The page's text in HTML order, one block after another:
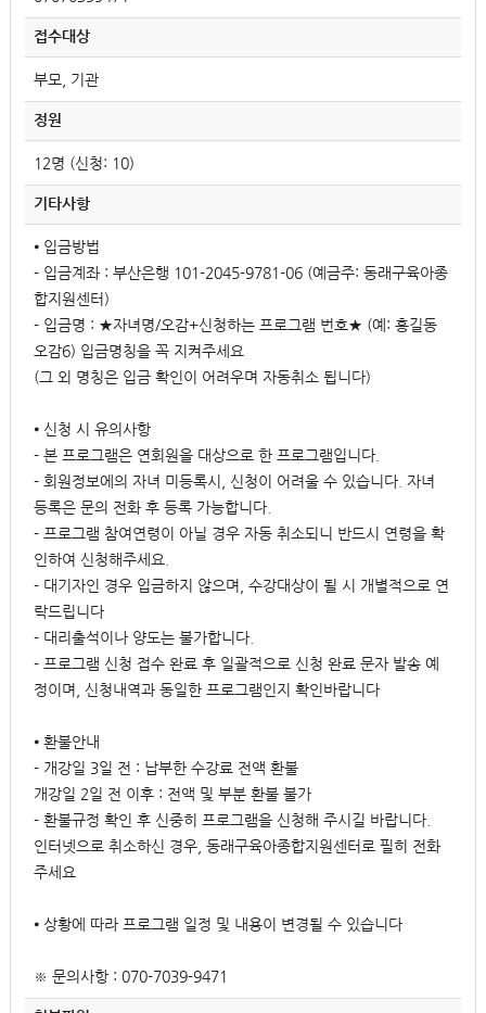
접수대상
부모, 기관
정원
12명 (신청: 10)
기타사항
⦁ 입금방법
- 입금계좌 : 부산은행 101-2045-9781-06 (예금주: 동래구육아종
합지원센터)
- 입금명 : ★자녀명/오감+신청하는 프로그램 번호★ (예: 홍길동
오감6) 입금명칭을 꼭 지켜주세요
(그 외 명칭은 입금 확인이 어려우며 자동취소 됩니다)
⦁ 신청 시 유의사항
- 본 프로그램은 연회원을 대상으로 한 프로그램입니다.
- 회원정보에의 자녀 미등록시, 신청이 어려울 수 있습니다. 자녀
등록은 문의 전화 후 등록 가능합니다.
- 프로그램 참여연령이 아닐 경우 자동 취소되니 반드시 연령을 확
인하여 신청해주세요.
- 대기자인 경우 입금하지 않으며, 수강대상이 될 시 개별적으로 연
락드립니다
- 대리출석이나 양도는 불가합니다.
- 프로그램 신청 접수 완료 후 일괄적으로 신청 완료 문자 발송 예
정이며, 신청내역과 동일한 프로그램인지 확인바랍니다
⦁ 환불안내
- 개강일 3일 전 : 납부한 수강료 전액 환불
개강일 2일 전 이후 : 전액 및 부분 환불 불가
- 환불규정 확인 후 신중히 프로그램을 신청해 주시길 바랍니다.
인터넷으로 취소하신 경우, 동래구육아종합지원센터로 필히 전화
주세요
⦁ 상황에 따라 프로그램 일정 및 내용이 변경될 수 있습니다
※ 문의사항 : 070-7039-9471